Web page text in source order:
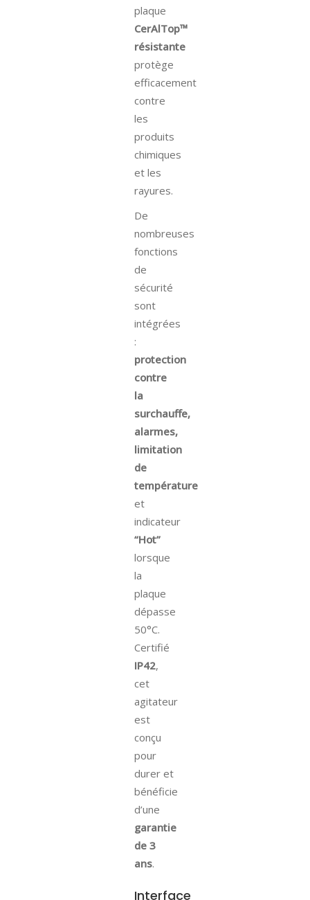
plaque
CerAlTop™
résistante
protège
efficacement
contre
les
produits
chimiques
et les
rayures.
De
nombreuses
fonctions
de
sécurité
sont
intégrées
:
protection
contre
la
surchauffe,
alarmes,
limitation
de
température
et
indicateur
“Hot”
lorsque
la
plaque
dépasse
50°C.
Certifié
IP42,
cet
agitateur
est
conçu
pour
durer et
bénéficie
d’une
garantie
de 3
ans.
Interface